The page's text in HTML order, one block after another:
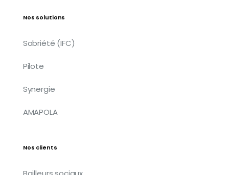
Nos solutions
Sobriété (IFC)
Pilote
Synergie
AMAPOLA
Nos clients